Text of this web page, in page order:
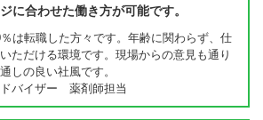
に合わせた働き方が可能です。
は転職した方々です。年齢に関わらず、仕
ただける環境です。現場からの意見も通り
しの良い社風です。
バイザー 薬剤師担当